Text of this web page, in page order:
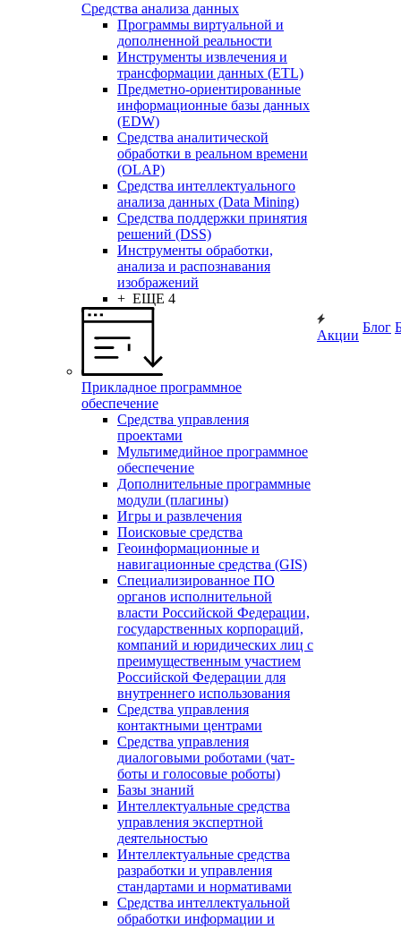
Средства анализа данных
Программы виртуальной и
дополненной реальности
Инструменты извлечения и
трансформации данных (ETL)
Предметно-ориентированные
информационные базы данных
(EDW)
Средства аналитической
обработки в реальном времени
(OLAP)
Средства интеллектуального
анализа данных (Data Mining)
Средства поддержки принятия
решений (DSS)
Инструменты обработки,
анализа и распознавания
изображений
+ ЕЩЕ 4
Прикладное программное
обеспечение
Средства управления
проектами
Мультимедийное программное
обеспечение
Дополнительные программные
модули (плагины)
Игры и развлечения
Поисковые средства
Геоинформационные и
навигационные средства (GIS)
Специализированное ПО
органов исполнительной
власти Российской Федерации,
государственных корпораций,
компаний и юридических лиц с
преимущественным участием
Российской Федерации для
внутреннего использования
Средства управления
контактными центрами
Средства управления
диалоговыми роботами (чат-
боты и голосовые роботы)
Базы знаний
Интеллектуальные средства
управления экспертной
деятельностью
Интеллектуальные средства
разработки и управления
стандартами и нормативами
Средства интеллектуальной
обработки информации и
Акции
Блог